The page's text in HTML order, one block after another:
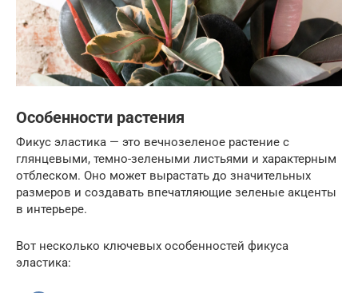
Особенности растения
Фикус эластика — это вечнозеленое растение с
глянцевыми, темно-зелеными листьями и характерным
отблеском. Оно может вырастать до значительных
размеров и создавать впечатляющие зеленые акценты
в интерьере.
Вот несколько ключевых особенностей фикуса
эластика: